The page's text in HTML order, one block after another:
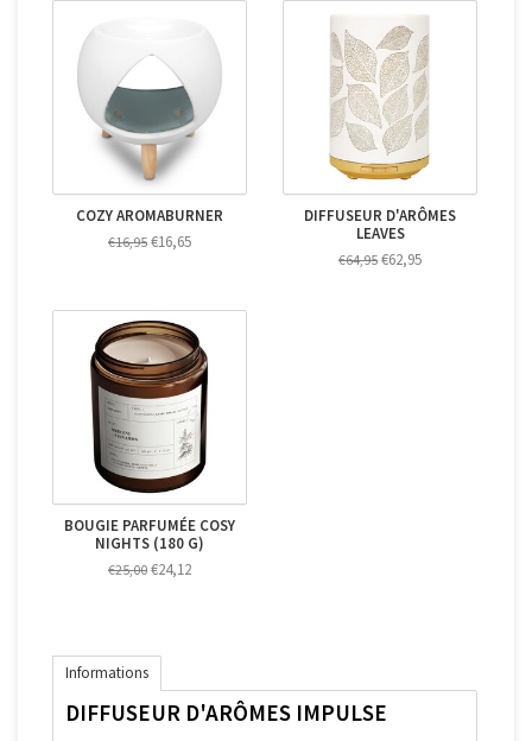
COZY AROMABURNER
€16,95 €16,65
DIFFUSEUR D'ARÔMES
LEAVES
€64,95 €62,95
BOUGIE PARFUMÉE COSY
NIGHTS (180 G)
€25,00 €24,12
Informations
DIFFUSEUR D'ARÔMES IMPULSE